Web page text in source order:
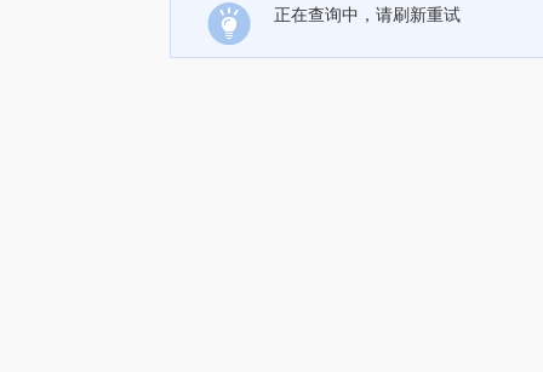
正在查询中，请刷新重试